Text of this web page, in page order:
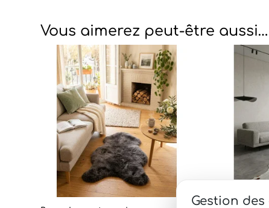
Vous aimerez peut-être aussi…
Gestion des